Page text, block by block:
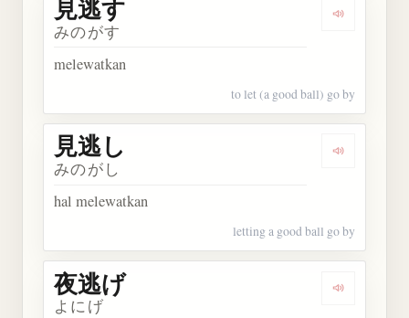
Dengarkan
見逃す
みのがす
melewatkan
to let (a good ball) go by
Dengarkan
見逃し
みのがし
hal melewatkan
letting a good ball go by
Dengarkan
夜逃げ
よにげ